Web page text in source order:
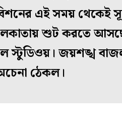
এই সময় থেকেই
কলকাতায় শুট করতে
স্টুডিওয়। জয়শঙ্খ
ঠেকল।